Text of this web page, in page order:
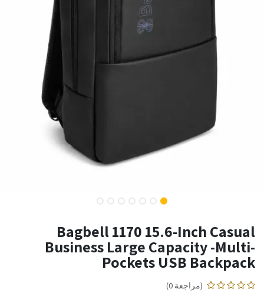
Bagbell 1170 15.6-Inch Casual
Business Large Capacity -Multi-
Pockets USB Backpack
(مراجعة 0)